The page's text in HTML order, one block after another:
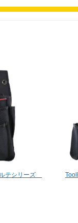
テシリーズ